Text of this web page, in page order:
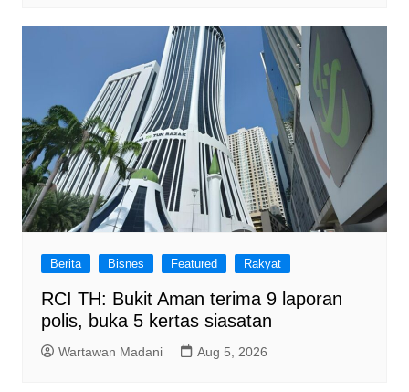
Berita Bisnes Featured Rakyat
RCI TH: Bukit Aman terima 9 laporan
polis, buka 5 kertas siasatan
Wartawan Madani Aug 5, 2026